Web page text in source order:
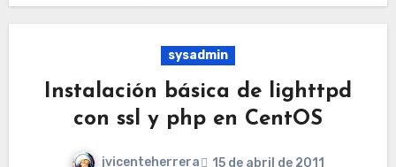
sysadmin
Instalación básica de lighttpd
con ssl y php en CentOS
jvicenteherrera
15 de abril de 2011